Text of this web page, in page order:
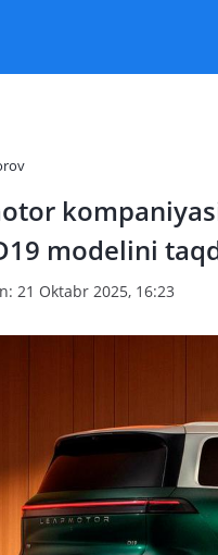
modelini
21 Oktabr 2025, 16:23